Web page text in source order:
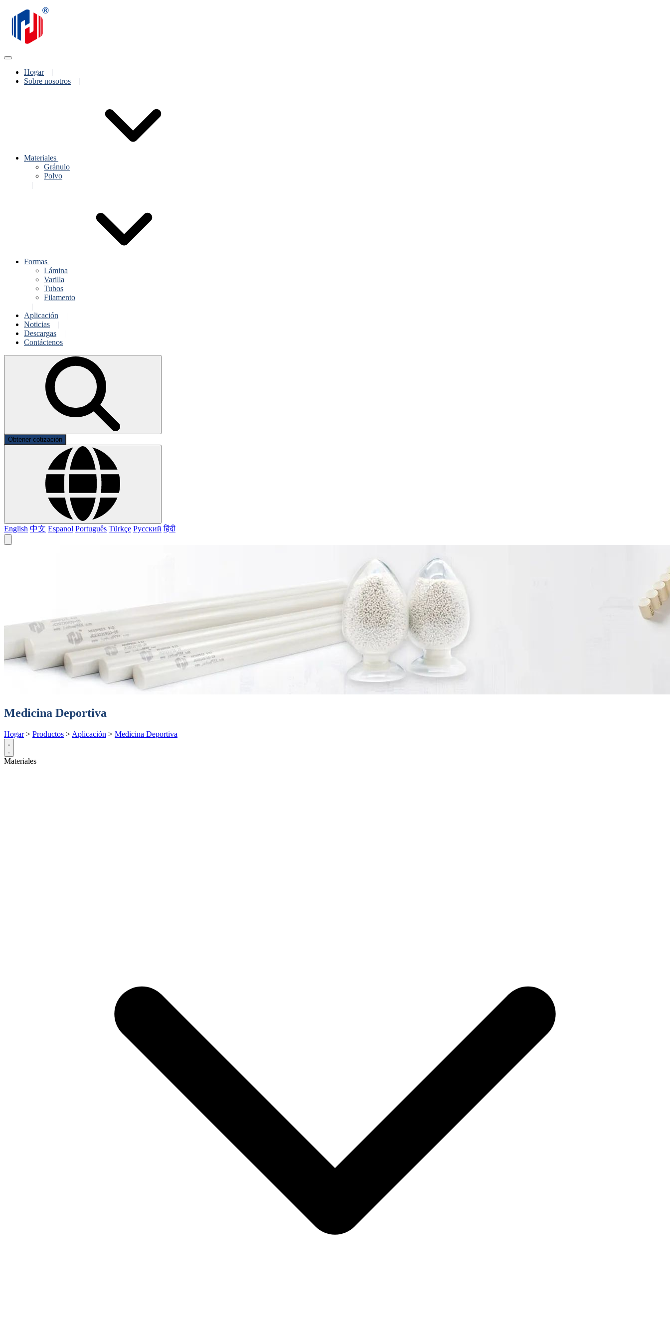
Hogar
Sobre nosotros
Materiales
Gránulo
Polvo
Formas
Lámina
Varilla
Tubos
Filamento
Aplicación
Noticias
Descargas
Contáctenos
Obtener cotización
English 中文 Espanol Português Türkçe Русский हिंदी
Medicina Deportiva
Hogar> Productos > Aplicación > Medicina Deportiva
Materiales